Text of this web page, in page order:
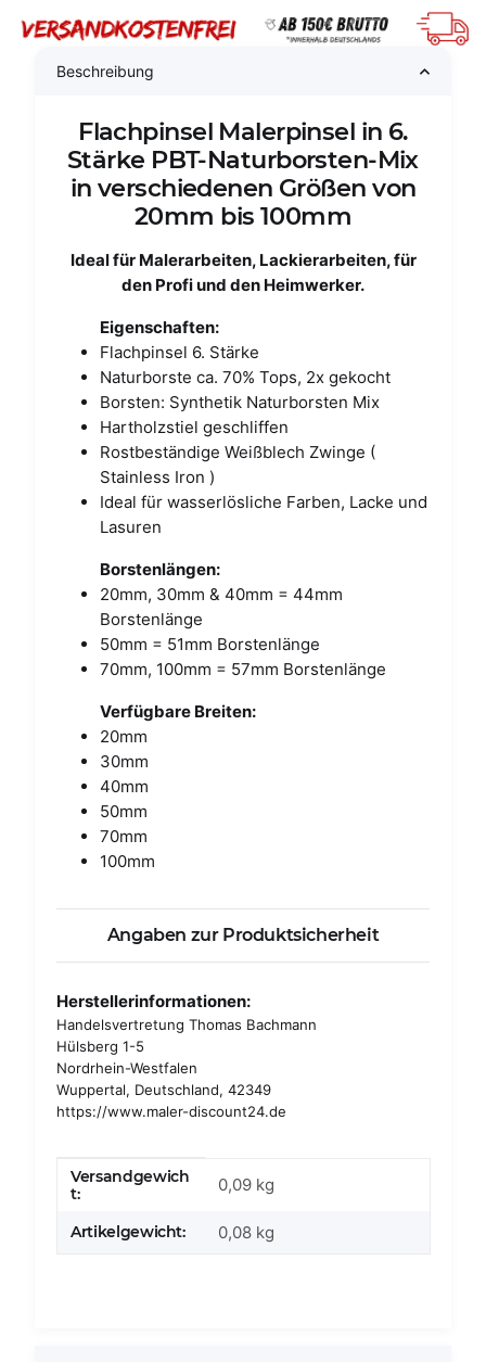
Beschreibung
Flachpinsel Malerpinsel in 6.
Stärke PBT-Naturborsten-Mix
in verschiedenen Größen von
20mm bis 100mm
Ideal für Malerarbeiten, Lackierarbeiten, für
den Profi und den Heimwerker.
Eigenschaften:
Flachpinsel 6. Stärke
Naturborste ca. 70% Tops, 2x gekocht
Borsten: Synthetik Naturborsten Mix
Hartholzstiel geschliffen
Rostbeständige Weißblech Zwinge (
Stainless Iron )
Ideal für wasserlösliche Farben, Lacke und
Lasuren
Borstenlängen:
20mm, 30mm & 40mm = 44mm
Borstenlänge
50mm = 51mm Borstenlänge
70mm, 100mm = 57mm Borstenlänge
Verfügbare Breiten:
20mm
30mm
40mm
50mm
70mm
100mm
Angaben zur Produktsicherheit
Herstellerinformationen:
Handelsvertretung Thomas Bachmann
Hülsberg 1-5
Nordrhein-Westfalen
Wuppertal, Deutschland, 42349
https://www.maler-discount24.de
Produkteigenschaft
Wert
Versandgewich
t:
0,09 kg
Artikelgewicht: 0,08 kg